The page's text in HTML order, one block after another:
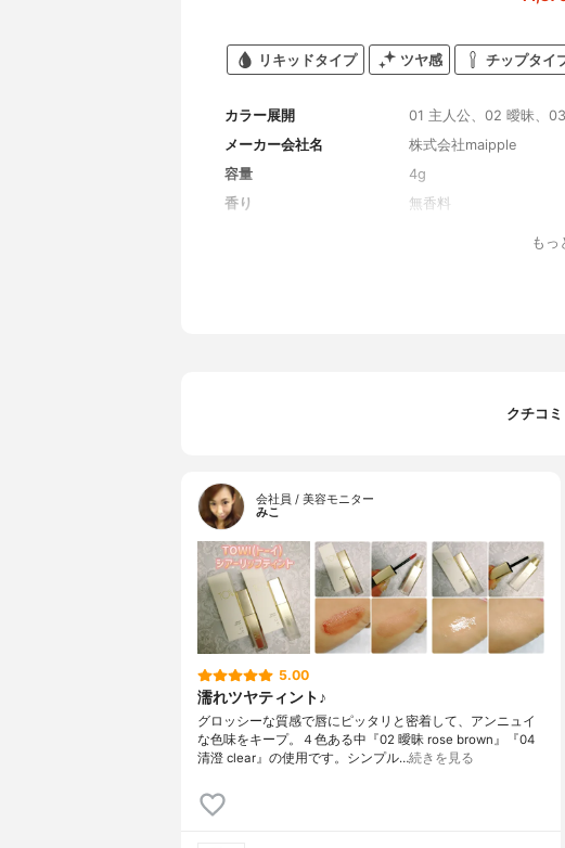
リキッドタイプ ツヤ感 チップタイ
カラー展開
01 主人公、02 曖昧、
メーカー会社名
株式会社maipple
容量
4g
香り
無香料
もっ
クチコ
会社員 / 美容モニター
みこ
5.00
濡れツヤティント♪
グロッシーな質感で唇にピッタリと密着して、アンニュイ
な色味をキープ。４色ある中『02 曖昧 rose brown』『04
清澄 clear』の使用です。シンプル…続きを見る